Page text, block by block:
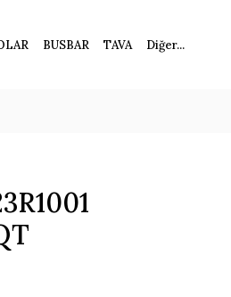
BUSBAR TAVA Diğer...